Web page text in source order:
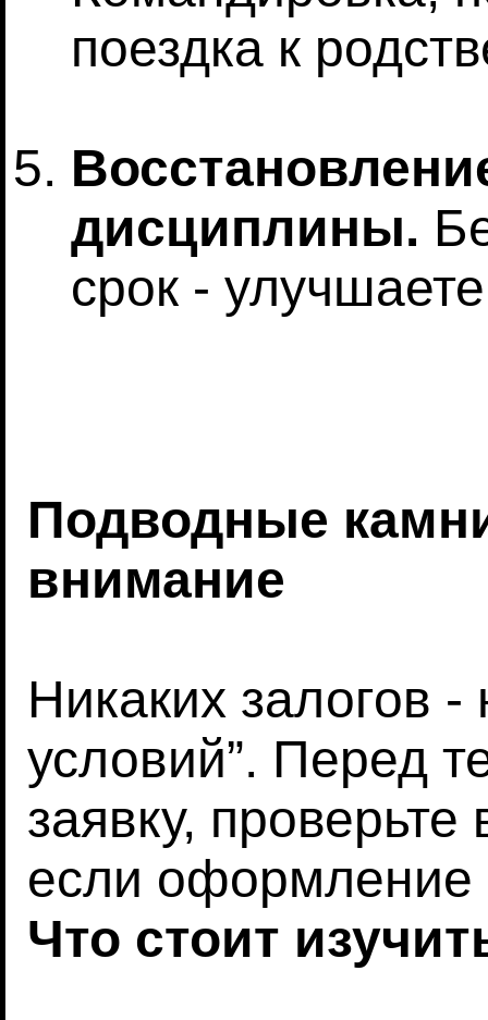
поездка к
дисциплины.
срок -
Подводные
внимание
Никаких залогов -
условий”. Перед
заявку,
если оформление
Что стоит